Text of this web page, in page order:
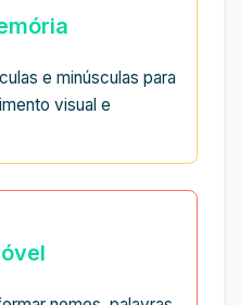
e minúsculas para
visual e